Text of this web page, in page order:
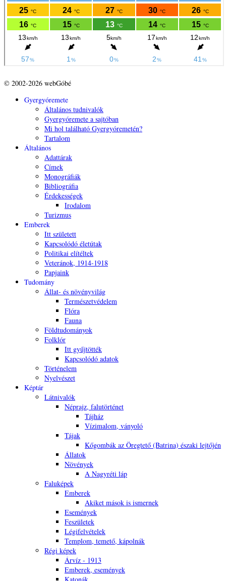
© 2002-2026 webGóbé
Gyergyóremete
Általános tudnivalók
Gyergyóremete a sajtóban
Mi hol található Gyergyóremetén?
Tartalom
Általános
Adattárak
Címek
Monográfiák
Bibliográfia
Érdekességek
Irodalom
Turizmus
Emberek
Itt született
Kapcsolódó életútak
Politikai elítéltek
Veteránok, 1914-1918
Papjaink
Tudomány
Állat- és növényvilág
Természetvédelem
Flóra
Fauna
Földtudományok
Folklór
Itt gyűjtötték
Kapcsolódó adatok
Történelem
Nyelvészet
Képtár
Látnivalók
Néprajz, falutörténet
Tájház
Vízimalom, ványoló
Tájak
Kőgombák az Öregtető (Batrina) északi lejtőjén
Állatok
Növények
A Nagyréti láp
Faluképek
Emberek
Akiket mások is ismernek
Események
Feszületek
Légifelvételek
Templom, temető, kápolnák
Régi képek
Árvíz - 1913
Emberek, események
Katonák